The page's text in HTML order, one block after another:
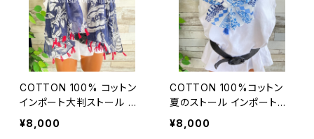
COTTON 100% コットン
インポート大判ストール ｜
ロングストール・心地よい肌
触りのスカーフ/ネイビー＆
¥8,000
COTTON 100%コットン
夏のストール インポート大
判・ロングストール・通気
性・肌触り良いスカーフ/エ
¥8,000